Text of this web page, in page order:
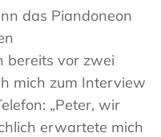
das Piandoneon
bereits vor zwei
mich zum Interview
„Peter, wir
erwartete mich